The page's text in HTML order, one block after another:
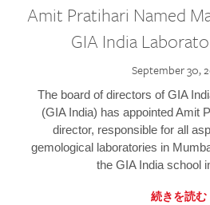
Amit Pratihari Named
GIA India
September 30,
The board of directors of GIA
(GIA India) has appointed Amit
director, responsible for all
gemological laboratories in
the GIA India school
続きを読む